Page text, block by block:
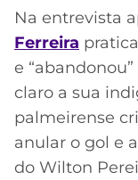
Na entrevista
Ferreira
e
claro a sua
palmeirense
anular o gol e
do Wilton